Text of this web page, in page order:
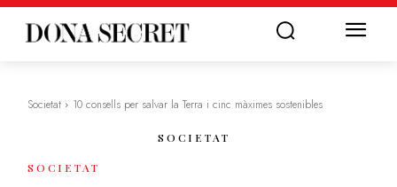
Societat 10 consells per salvar la Terra i cinc màximes sostenibles
SOCIETAT
SOCIETAT